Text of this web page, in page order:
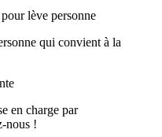
qui convient à la
en charge par
nous !